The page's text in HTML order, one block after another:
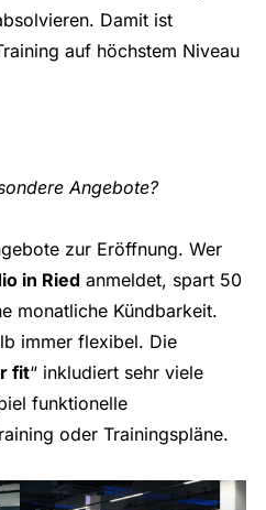
Damit ist
auf höchstem Niveau
Angebote?
zur Eröffnung. Wer
in Ried anmeldet, spart 50
monatliche Kündbarkeit.
immer flexibel. Die
fit“ inkludiert sehr viele
funktionelle
oder Trainingspläne.